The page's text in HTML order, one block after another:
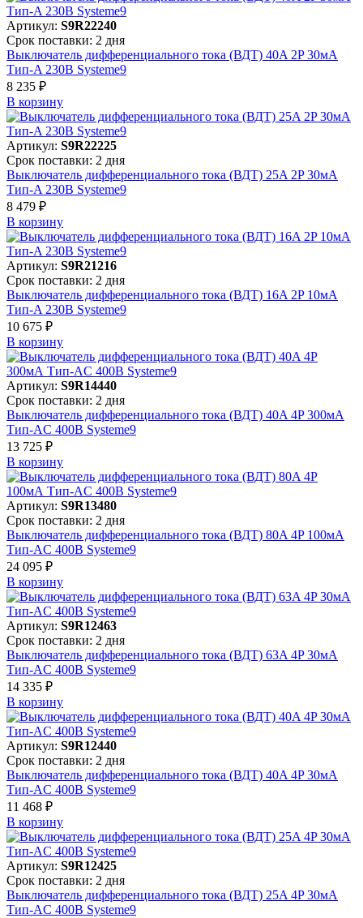
Артикул: S9R22240
Срок поставки: 2 дня
Выключатель дифференциального тока (ВДТ) 40A 2P 30мА
Тип-A 230В Systeme9
8 235 ₽
В корзинy
Артикул: S9R22225
Срок поставки: 2 дня
Выключатель дифференциального тока (ВДТ) 25A 2P 30мА
Тип-A 230В Systeme9
8 479 ₽
В корзинy
Артикул: S9R21216
Срок поставки: 2 дня
Выключатель дифференциального тока (ВДТ) 16A 2P 10мА
Тип-A 230В Systeme9
10 675 ₽
В корзинy
Артикул: S9R14440
Срок поставки: 2 дня
Выключатель дифференциального тока (ВДТ) 40A 4P 300мА
Тип-AC 400В Systeme9
13 725 ₽
В корзинy
Артикул: S9R13480
Срок поставки: 2 дня
Выключатель дифференциального тока (ВДТ) 80A 4P 100мА
Тип-AC 400В Systeme9
24 095 ₽
В корзинy
Артикул: S9R12463
Срок поставки: 2 дня
Выключатель дифференциального тока (ВДТ) 63A 4P 30мА
Тип-AC 400В Systeme9
14 335 ₽
В корзинy
Артикул: S9R12440
Срок поставки: 2 дня
Выключатель дифференциального тока (ВДТ) 40A 4P 30мА
Тип-AC 400В Systeme9
11 468 ₽
В корзинy
Артикул: S9R12425
Срок поставки: 2 дня
Выключатель дифференциального тока (ВДТ) 25A 4P 30мА
Тип-AC 400В Systeme9